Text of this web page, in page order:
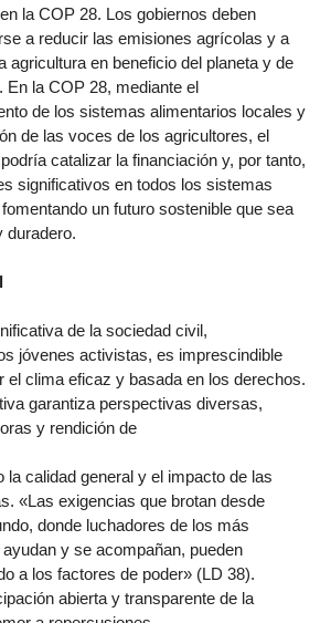
la COP 28. Los gobiernos deben
a reducir las emisiones agrícolas y a
agricultura en beneficio del planeta y de
En la COP 28, mediante el
de los sistemas alimentarios locales y
de las voces de los agricultores, el
catalizar la financiación y, por tanto,
significativos en todos los sistemas
un futuro sostenible que sea
duradero.
de la sociedad civil,
jóvenes activistas, es imprescindible
el clima eficaz y basada en los derechos.
garantiza perspectivas diversas,
y rendición de
la calidad general y el impacto de las
«Las exigencias que brotan desde
donde luchadores de los más
y se acompañan, pueden
a los factores de poder» (LD 38).
abierta y transparente de la